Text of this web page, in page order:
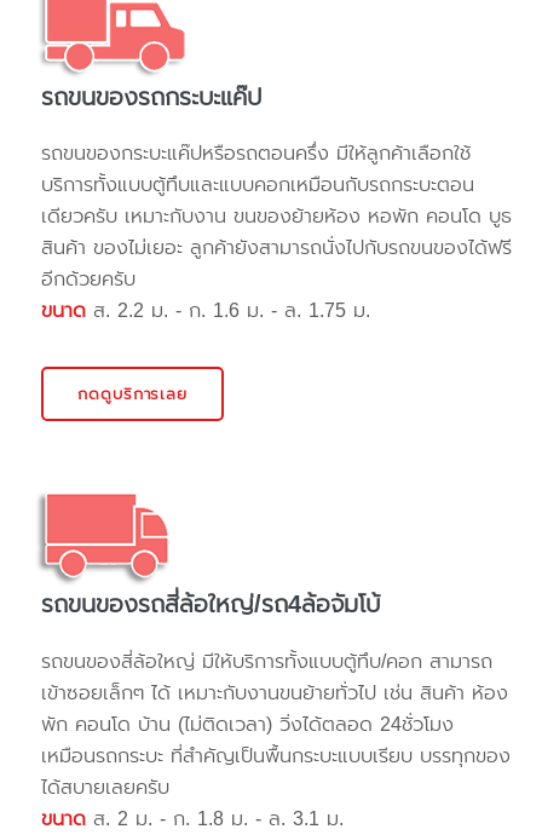
รถขนของรถกระบะแค๊ป
รถขนของกระบะแค๊ปหรือรถตอนครึ่ง มีให้ลูกค้าเลือกใช้
บริการทั้งแบบตู้ทึบและแบบคอกเหมือนกับรถกระบะตอน
เดียวครับ เหมาะกับงาน ขนของย้ายห้อง หอพัก คอนโด บูธ
สินค้า ของไม่เยอะ ลูกค้ายังสามารถนั่งไปกับรถขนของได้ฟรี
อีกด้วยครับ
ขนาด ส. 2.2 ม. - ก. 1.6 ม. - ล. 1.75 ม.
กดดูบริการเลย
รถขนของรถสี่ล้อใหญ่/รถ4ล้อจัมโบ้
รถขนของสี่ล้อใหญ่ มีให้บริการทั้งแบบตู้ทึบ/คอก สามารถ
เข้าซอยเล็กๆ ได้ เหมาะกับงานขนย้ายทั่วไป เช่น สินค้า ห้อง
พัก คอนโด บ้าน (ไม่ติดเวลา) วิ่งได้ตลอด 24ชั่วโมง
เหมือนรถกระบะ ที่สำคัญเป็นพื้นกระบะแบบเรียบ บรรทุกของ
ได้สบายเลยครับ
ขนาด ส. 2 ม. - ก. 1.8 ม. - ล. 3.1 ม.